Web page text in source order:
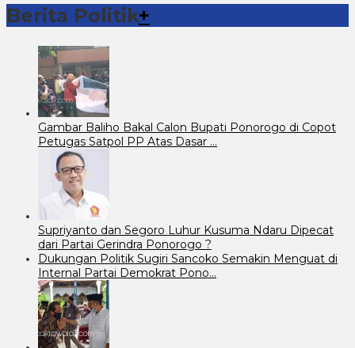
Berita Politik+
Gambar Baliho Bakal Calon Bupati Ponorogo di Copot
Petugas Satpol PP Atas Dasar …
Supriyanto dan Segoro Luhur Kusuma Ndaru Dipecat
dari Partai Gerindra Ponorogo ?
Dukungan Politik Sugiri Sancoko Semakin Menguat di
Internal Partai Demokrat Pono…